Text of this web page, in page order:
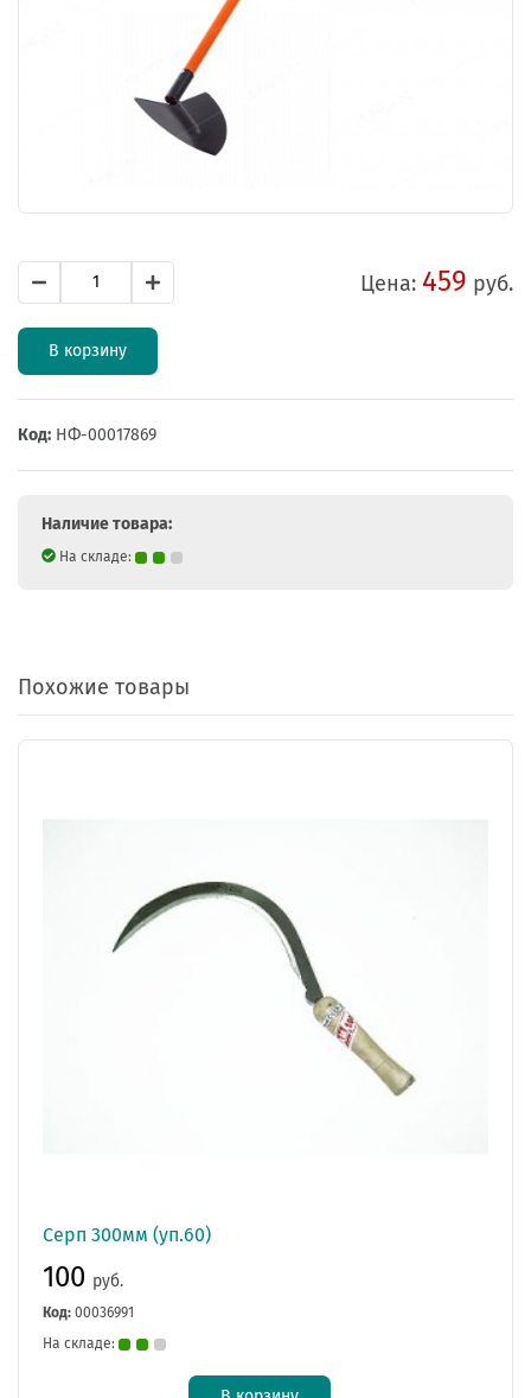
Цена: 459 руб.
В корзину
Код: НФ-00017869
Наличие товара:
На складе:
Похожие товары
Серп 300мм (уп.60)
100 руб.
Код: 00036991
На складе: